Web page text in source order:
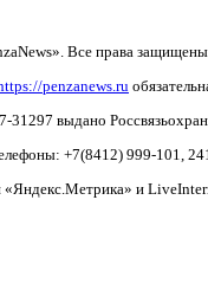
Все права
penzanews.ru
выдано
+7(8412) 999-101,
«Яндекс.Метрика» и